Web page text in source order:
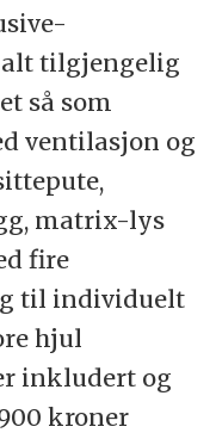
tilgjengelig
så som
ventilasjon og
matrix-lys
fire
til individuelt
hjul
inkludert og
kroner